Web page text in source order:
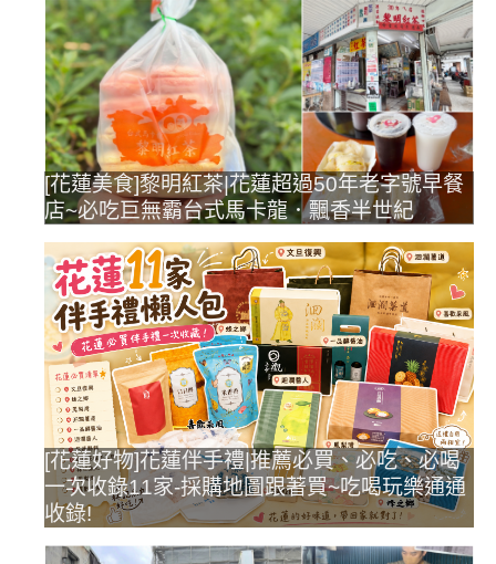
[花蓮美食]黎明紅茶|花蓮超過50年老字號早餐
店~必吃巨無霸台式馬卡龍．飄香半世紀
[花蓮好物]花蓮伴手禮|推薦必買、必吃、必喝
一次收錄11家-採購地圖跟著買~吃喝玩樂通通
收錄!